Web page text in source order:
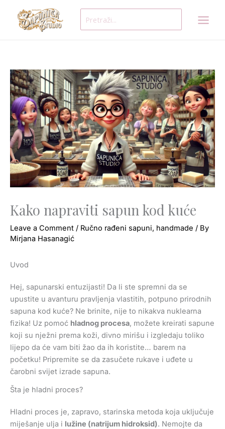
content
for:
Kako napraviti sapun kod kuće
Leave a Comment / Ručno rađeni sapuni, handmade / By
Mirjana Hasanagić
Uvod
Hej, sapunarski entuzijasti! Da li ste spremni da se
upustite u avanturu pravljenja vlastitih, potpuno prirodnih
sapuna kod kuće? Ne brinite, nije to nikakva nuklearna
fizika! Uz pomoć hladnog procesa, možete kreirati sapune
koji su nježni prema koži, divno mirišu i izgledaju toliko
lijepo da će vam biti žao da ih koristite… barem na
početku! Pripremite se da zasučete rukave i uđete u
čarobni svijet izrade sapuna.
Šta je hladni proces?
Hladni proces je, zapravo, starinska metoda koja uključuje
miješanje ulja i lužine (natrijum hidroksid). Nemojte da